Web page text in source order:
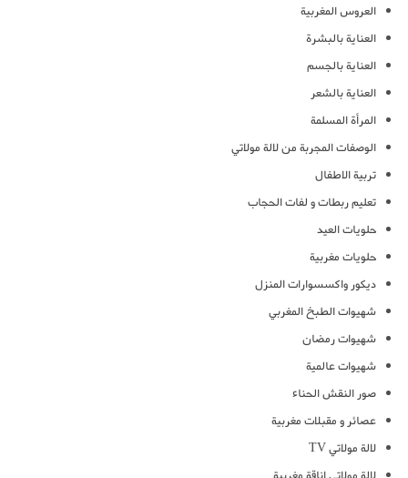
العروس المغربية
العناية بالبشرة
العناية بالجسم
العناية بالشعر
المرأة المسلمة
الوصفات المجربة من لالة مولاتي
تربية الاطفال
تعليم ربطات و لفات الحجاب
حلويات العيد
حلويات مغربية
ديكور واكسسوارات المنزل
شهيوات الطبخ المغربي
شهيوات رمضان
شهيوات عالمية
صور النقش الحناء
عصائر و مقبلات مغربية
لالة مولاتي TV